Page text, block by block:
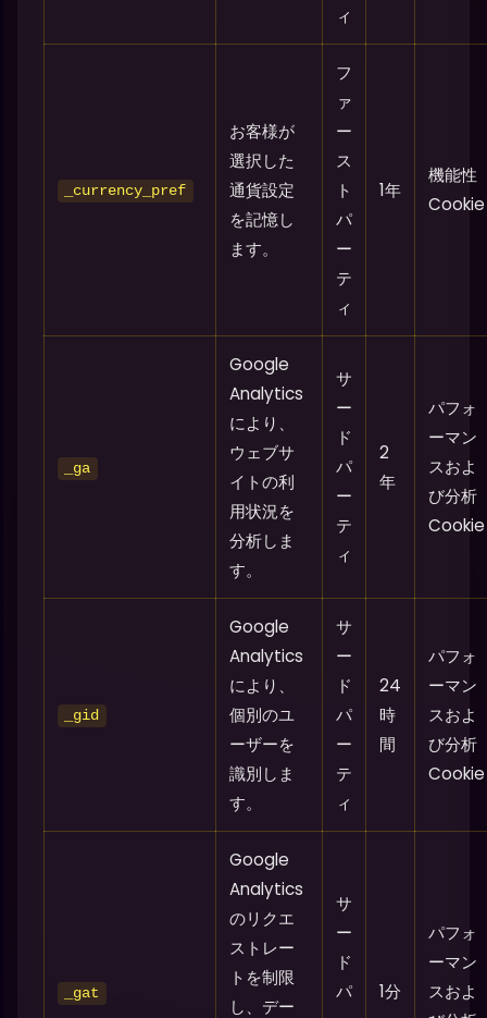
ィ
_currency_pref
お客様が
選択した
通貨設定
を記憶し
ます。
フ
ァ
ー
ス
ト
パ
ー
テ
ィ
1年
機能性
Cookie
_ga
Google
Analytics
により、
ウェブサ
イトの利
用状況を
分析しま
す。
サ
ー
ド
パ
ー
テ
ィ
2
年
パフォ
ーマン
スおよ
び分析
Cookie
_gid
Google
Analytics
により、
個別のユ
ーザーを
識別しま
す。
サ
ー
ド
パ
ー
テ
ィ
24
時
間
パフォ
ーマン
スおよ
び分析
Cookie
_gat
Google
Analytics
のリクエ
ストレー
トを制限
し、デー
サ
ー
ド
パ
1分
パフォ
ーマン
スおよ